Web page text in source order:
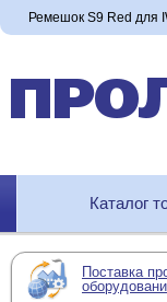
Ремешок S9 Red для
Каталог
Поставка